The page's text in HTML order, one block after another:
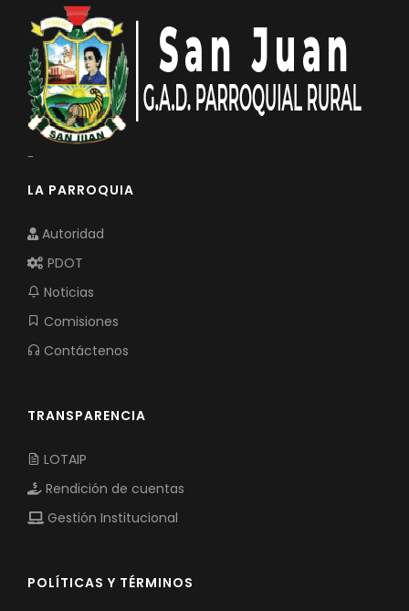
-
LA PARROQUIA
Autoridad
PDOT
Noticias
Comisiones
Contáctenos
TRANSPARENCIA
LOTAIP
Rendición de cuentas
Gestión Institucional
POLÍTICAS Y TÉRMINOS